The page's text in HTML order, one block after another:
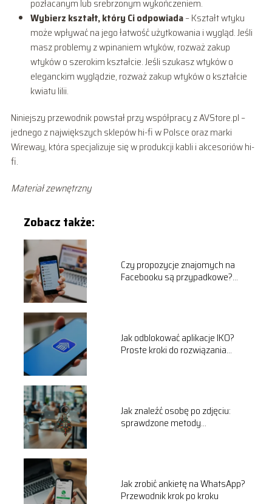
pozłacanym lub srebrzonym wykończeniem.
Wybierz kształt, który Ci odpowiada– Kształt wtyku
może wpływać na jego łatwość użytkowania i wygląd. Jeśli
masz problemy z wpinaniem wtyków, rozważ zakup
wtyków o szerokim kształcie. Jeśli szukasz wtyków o
eleganckim wyglądzie, rozważ zakup wtyków o kształcie
kwiatu lilii.
Niniejszy przewodnik powstał przy współpracy z AVStore.pl –
jednego z największych sklepów hi-fi w Polsce oraz marki
Wireway, która specjalizuje się w produkcji kabli i akcesoriów hi-
fi.
Materiał zewnętrzny
Zobacz także:
Czy propozycje znajomych na
Facebooku są przypadkowe?
Jak odblokować aplikacje IKO?
Proste kroki do rozwiązania
Jak znaleźć osobę po zdjęciu:
sprawdzone metody
Jak zrobić ankietę na WhatsApp?
Przewodnik krok po kroku